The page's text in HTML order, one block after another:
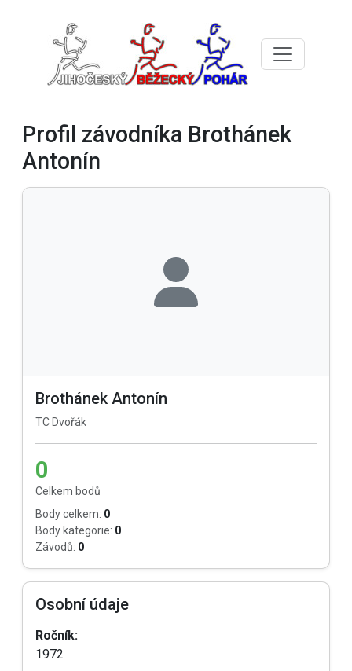
Profil závodníka Brothánek
Antonín
Brothánek Antonín
TC Dvořák
0
Celkem bodů
Body celkem: 0
Body kategorie: 0
Závodů: 0
Osobní údaje
Ročník:
1972